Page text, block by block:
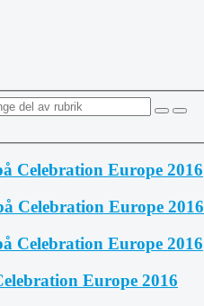
Celebration Europe 2016
Celebration Europe 2016
Celebration Europe 2016
Europe 2016